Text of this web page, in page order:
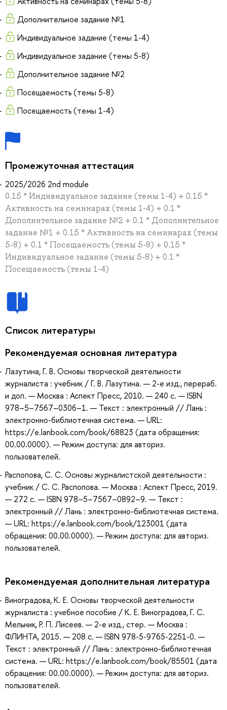
Дополнительное задание №1
Индивидуальное задание (темы 1-4)
Индивидуальное задание (темы 5-8)
Дополнительное задание №2
Посещаемость (темы 5-8)
Посещаемость (темы 1-4)
Промежуточная аттестация
2025/2026 2nd module
0.15 * Индивидуальное задание (темы 1-4) + 0.15 *
Активность на семинарах (темы 1-4) + 0.1 *
Дополнительное задание №2 + 0.1 * Дополнительное
задание №1 + 0.15 * Активность на семинарах (темы
5-8) + 0.1 * Посещаемость (темы 5-8) + 0.15 *
Индивидуальное задание (темы 5-8) + 0.1 *
Посещаемость (темы 1-4)
Список литературы
Рекомендуемая основная литература
Лазутина, Г. В. Основы творческой деятельности
журналиста : учебник / Г. В. Лазутина. — 2-е изд., перераб.
и доп. — Москва : Аспект Пресс, 2010. — 240 с. — ISBN
978–5–7567–0306–1. — Текст : электронный // Лань :
электронно-библиотечная система. — URL:
https://e.lanbook.com/book/68823 (дата обращения:
00.00.0000). — Режим доступа: для авториз.
пользователей.
Распопова, С. С. Основы журналистской деятельности :
учебник / С. С. Распопова. — Москва : Аспект Пресс, 2019.
— 272 с. — ISBN 978–5–7567–0892–9. — Текст :
электронный // Лань : электронно-библиотечная система.
— URL: https://e.lanbook.com/book/123001 (дата
обращения: 00.00.0000). — Режим доступа: для авториз.
пользователей.
Рекомендуемая дополнительная литература
Виноградова, К. Е. Основы творческой деятельности
журналиста : учебное пособие / К. Е. Виноградова, Г. С.
Мельник, Р. П. Лисеев. — 2-е изд., стер. — Москва :
ФЛИНТА, 2015. — 208 с. — ISBN 978-5-9765-2251-0. —
Текст : электронный // Лань : электронно-библиотечная
система. — URL: https://e.lanbook.com/book/85501 (дата
обращения: 00.00.0000). — Режим доступа: для авториз.
пользователей.